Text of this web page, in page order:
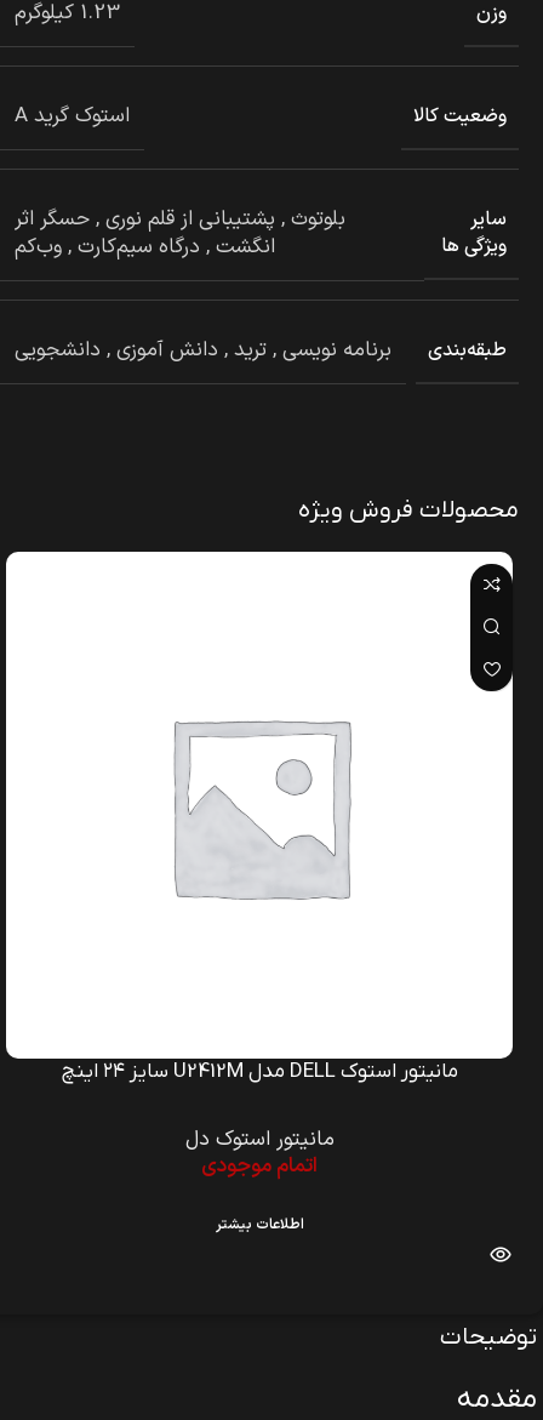
توضیحات
مقدمه
وزن 1.23 کیلوگرم
وضعیت کالا استوک گرید A
سایر
ویژگی ها
بلوتوث, پشتیبانی از قلم نوری,حسگر اثر
انگشت, درگاه سیم‌کارت,وب‌کم
طبقه‌بندی برنامه نویسی,ترید, دانش آموزی, دانشجویی
محصولات فروش ویژه
مانیتور استوک DELL مدل P2213 سایز ۲۲ اینچ
مانیتور استوک دل
موجود در انبار
۷,۰۰۰,۰۰۰تومان